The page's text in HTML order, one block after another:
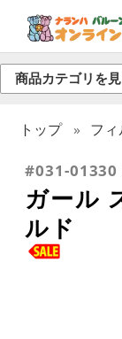
商品カテゴリを
トップ フ
#031-
ガール
ルド